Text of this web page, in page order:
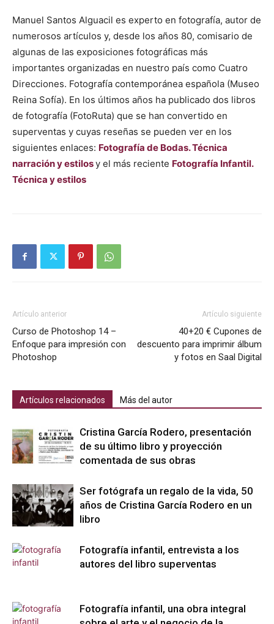
Manuel Santos Alguacil es experto en fotografía, autor de
numerosos artículos y, desde los años 80, comisario de
algunas de las exposiciones fotográficas más
importantes organizadas en nuestro país como Cuatro
Direcciones. Fotografía contemporánea española (Museo
Reina Sofía). En los últimos años ha publicado dos libros
de fotografía (FotoRuta) que se han convertido en
superventas y cuyas reseñas se pueden ver en los
siguientes enlaces: Fotografía de Bodas. Técnica
narración y estilosy el más reciente Fotografía Infantil.
Técnica y estilos
Artículo anterior
Curso de Photoshop 14 –
Enfoque para impresión con
Photoshop
Artículo siguiente
40+20 € Cupones de
descuento para imprimir álbum
y fotos en Saal Digital
Artículos relacionados Más del autor
Cristina García Rodero, presentación
de su último libro y proyección
comentada de sus obras
Ser fotógrafa un regalo de la vida, 50
años de Cristina García Rodero en un
libro
Fotografía infantil, entrevista a los
autores del libro superventas
Fotografía infantil, una obra integral